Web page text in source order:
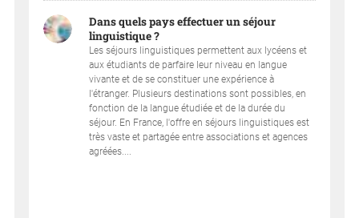
Dans quels pays effectuer un séjour
linguistique ?
Les séjours linguistiques permettent aux lycéens et
aux étudiants de parfaire leur niveau en langue
vivante et de se constituer une expérience à
l'étranger. Plusieurs destinations sont possibles, en
fonction de la langue étudiée et de la durée du
séjour. En France, l'offre en séjours linguistiques est
très vaste et partagée entre associations et agences
agréées....